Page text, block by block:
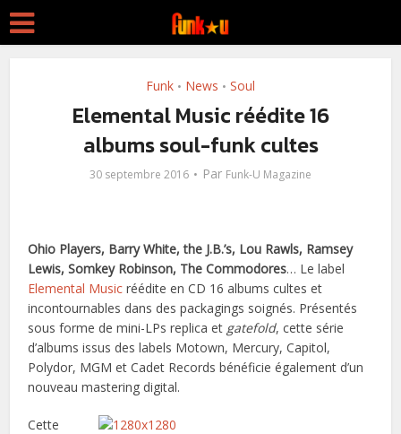
Funk • News • Soul
Elemental Music réédite 16
albums soul-funk cultes
30 septembre 2016 Par Funk-U Magazine
Ohio Players, Barry White, the J.B.’s, Lou Rawls, Ramsey
Lewis, Somkey Robinson, The Commodores… Le label
Elemental Music réédite en CD 16 albums cultes et
incontournables dans des packagings soignés. Présentés
sous forme de mini-LPs replica et gatefold, cette série
d’albums issus des labels Motown, Mercury, Capitol,
Polydor, MGM et Cadet Records bénéficie également d’un
nouveau mastering digital.
Cette